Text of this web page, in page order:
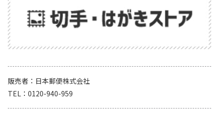
販売者
日本郵便株式会社
TEL
0120-940-959